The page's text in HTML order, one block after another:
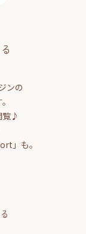
ンの
覧♪
」も。